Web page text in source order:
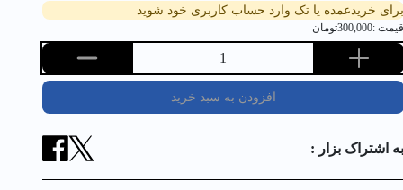
برای خریدعمده یا تک وارد حساب کاربری خود شوید
قیمت :300,000تومان
1
افزودن به سبد خرید
به اشتراک بزار :